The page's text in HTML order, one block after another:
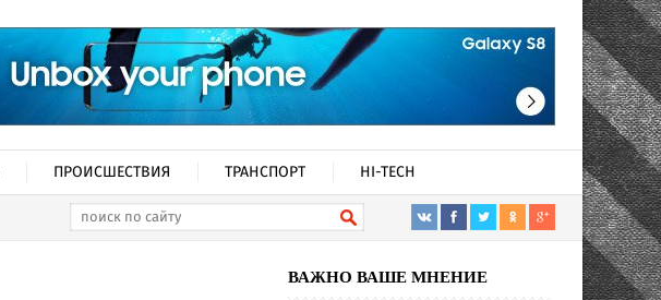
ПРОИСШЕСТВИЯ ТРАНСПОРТ HI-TECH
ВАЖНО ВАШЕ МНЕНИЕ